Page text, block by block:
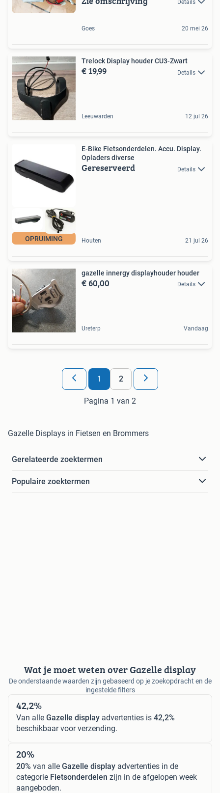
Details
Goes 20 mei 26
Trelock Display houder CU3-Zwart
€ 19,99 Details
Leeuwarden 12 jul 26
OPRUIMING
E-Bike Fietsonderdelen. Accu. Display.
Opladers diverse
Gereserveerd Details
Houten 21 jul 26
gazelle innergy displayhouder houder
€ 60,00 Details
Ureterp Vandaag
1 2
Pagina 1 van 2
Gazelle Displays in Fietsen en Brommers
Gerelateerde zoektermen
Populaire zoektermen
Wat je moet weten over Gazelle display
De onderstaande waarden zijn gebaseerd op je zoekopdracht en de
ingestelde filters
42,2%
Van alle Gazelle display advertenties is 42,2%
beschikbaar voor verzending.
20%
20% van alle Gazelle display advertenties in de
categorie Fietsonderdelen zijn in de afgelopen week
aangeboden.